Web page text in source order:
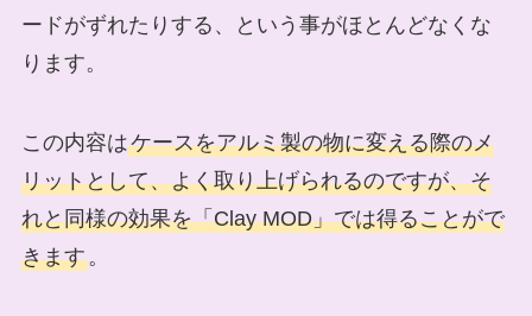
ードがずれたりする、という事がほとんどなくな
ります。
この内容はケースをアルミ製の物に変える際のメ
リットとして、よく取り上げられるのですが、そ
れと同様の効果を「Clay MOD」では得ることがで
きます。